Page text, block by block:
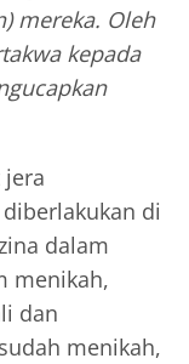
mereka. Oleh
kepada
di
dalam
menikah,
dan
menikah,